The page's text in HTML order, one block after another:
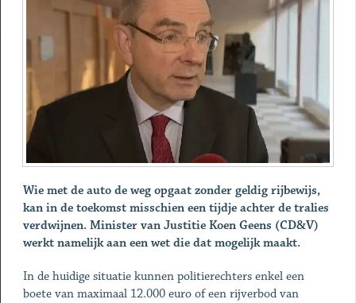
Wie met de auto de weg opgaat zonder geldig rijbewijs,
kan in de toekomst misschien een tijdje achter de tralies
verdwijnen. Minister van Justitie Koen Geens (CD&V)
werkt namelijk aan een wet die dat mogelijk maakt.
In de huidige situatie kunnen politierechters enkel een
boete van maximaal 12.000 euro of een rijverbod van